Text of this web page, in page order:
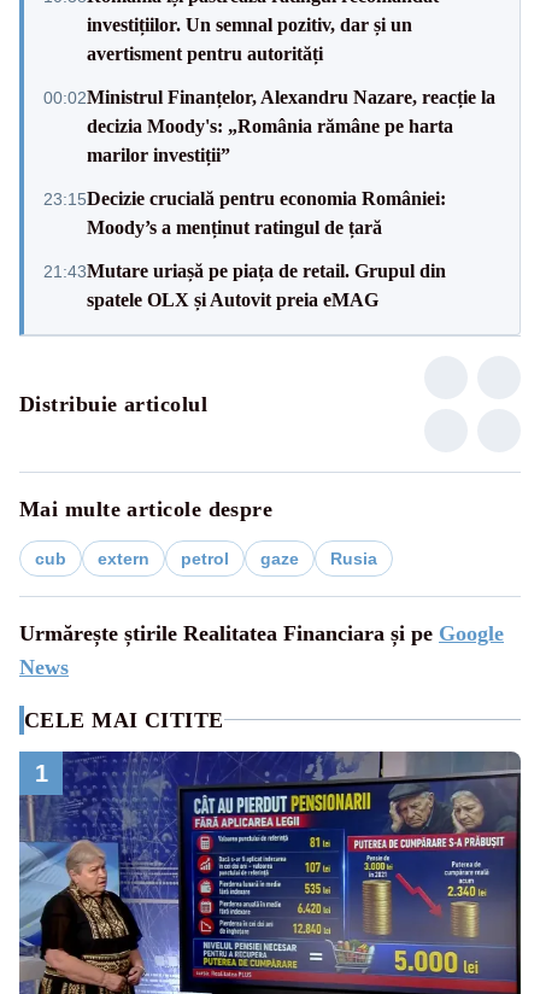
investițiilor. Un semnal pozitiv, dar și un
avertisment pentru autorități
00:02Ministrul Finanțelor, Alexandru Nazare, reacție la
decizia Moody's: „România rămâne pe harta
marilor investiții”
23:15Decizie crucială pentru economia României:
Moody’s a menținut ratingul de țară
21:43Mutare uriașă pe piața de retail. Grupul din
spatele OLX și Autovit preia eMAG
Distribuie articolul
Mai multe articole despre
cub extern petrol gaze Rusia
Urmărește știrile Realitatea Financiara și pe Google
News
CELE MAI CITITE
1